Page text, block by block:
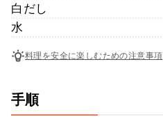
白だし
水
料理を安全に楽しむための注意事項
手順